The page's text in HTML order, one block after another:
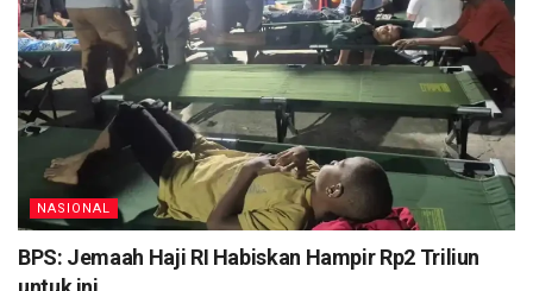
NASIONAL
BPS: Jemaah Haji RI Habiskan Hampir Rp2 Triliun